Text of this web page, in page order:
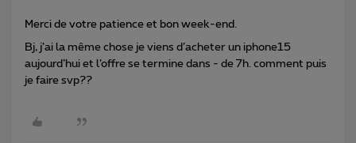
Merci de votre patience et bon week-end.
Bj, j’ai la même chose je viens d’acheter un iphone15
aujourd’hui et l’offre se termine dans - de 7h. comment puis
je faire svp??